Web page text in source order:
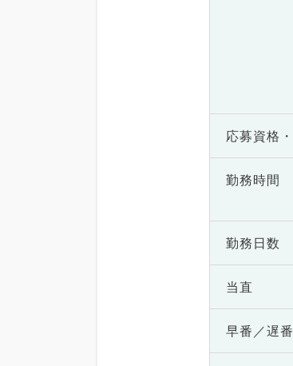
応募資格・
勤務時間
勤務日数
当直
早番／遅番